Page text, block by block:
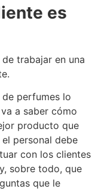
es
trabajar en una
perfumes lo
a saber cómo
producto que
personal debe
con los clientes
sobre todo, que
que le